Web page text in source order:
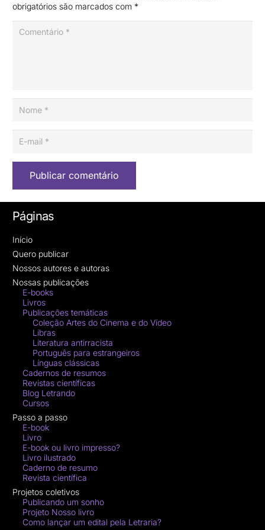
obrigatórios são marcados com *
Publicar comentário
Páginas
Início
Quero publicar
Nossos autores e autoras
Nossas publicações
E-books
Livros
Publicações temáticas
Coleção Artes do Cinema e do Vídeo
Libras
Literatura antirracista
Português para estrangeiros
Línguas clássicas
Cadernos de resumos
Revistas científicas
Blog Letrando
Cursos
Passo a passo
E-book
Livro
E-book ou livro impresso?
Livro ilustrado
Caderno de resumo
Revista científica
Projetos coletivos
Publicando um sonho
Projeto Nosso livro
Como lançar um edital pela Letraria?